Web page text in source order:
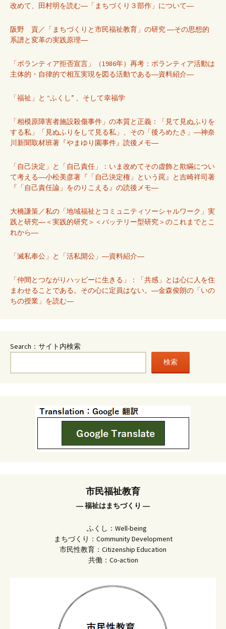
改めて、田村明を読む―「まちづくり３部作」について―
阪野 貢／「まちづくりと市民福祉教育」の研究 ―その思想的
系譜と変革の実践原理―
「ボランティア拒否宣言」（1986年）再考：ボランティア活動は
主体的・自律的で相互実現を図る活動である―資料紹介―
「福祉」と “ふくし” 、そして幸福学
「相模原障害者施設殺傷事件」の本質と正義：「見て見ぬふりを
する私」「見ぬふりをして見る私」、その「後ろめたさ」―神奈
川新聞取材班著『やまゆり園事件』読後メモ―
「自己決定」と「自己責任」：いま改めてその虚飾と欺瞞につい
て考える―小松美彦著『「自己決定権」という罠』と吉崎祥司著
『「自己責任論」をのりこえる』の読後メモ―
大橋謙策／私の「地域福祉とコミュニティソーシャルワーク」実
践と研究―＜実践的研究＞＜バッテリー型研究＞のこれまでとこ
れから―
「滅私奉公」と「活私開公」―資料紹介―
「仲間とつながりハッピーに生きる」：「共感」とは心に人を住
まわせることである。その心に定員はない。―金森俊朗の「いの
ちの授業」を読む―
Search：サイト内検索
検索
市民福祉教育
― 福祉はまちづくり ―
ふくし：Well-being
まちづくり：Community Development
市民性教育：Citizenship Education
共働：Co-action